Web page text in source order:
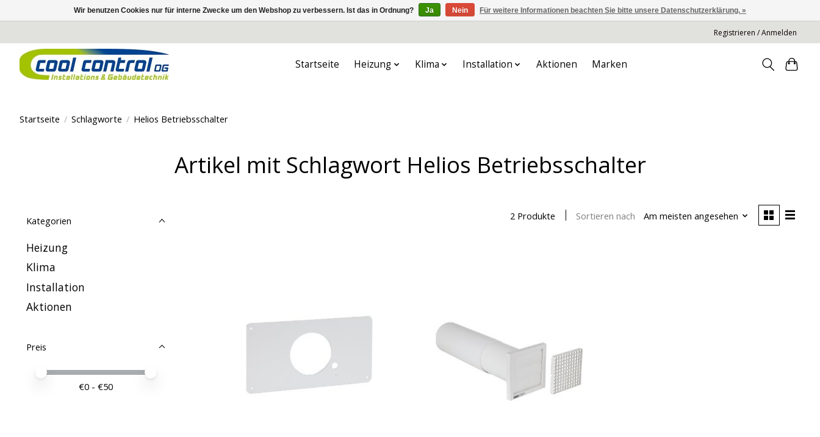
Registrieren / Anmelden
Startseite Heizung Klima Installation Aktionen Marken
Startseite / Schlagworte / Helios Betriebsschalter
Artikel mit Schlagwort Helios Betriebsschalter
Kategorien
Heizung
Klima
Installation
Aktionen
Preis
Preis – Mindestwert
Price maximum value
€0 - €50
2 Produkte Sortieren nach Am meisten angesehen
Wir benutzen Cookies nur für interne Zwecke um den Webshop zu verbessern. Ist das in Ordnung? Ja Nein Für weitere Informationen beachten Sie bitte unsere Datenschutzerklärung. »